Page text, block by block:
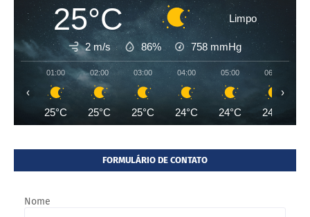
25°C Limpo
2 m/s 86% 758 mmHg
01:00
25°C
02:00
25°C
03:00
25°C
04:00
24°C
05:00
24°C
06:00
24°C
‹ ›
FORMULÁRIO DE CONTATO
Nome